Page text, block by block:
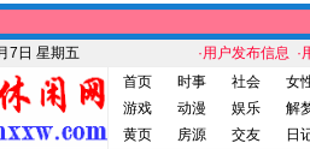
7日 星期五 ·用户发布信息 ·
首页
时事 社会
女
游戏
动漫 娱乐
解
黄页
房源 交友 日